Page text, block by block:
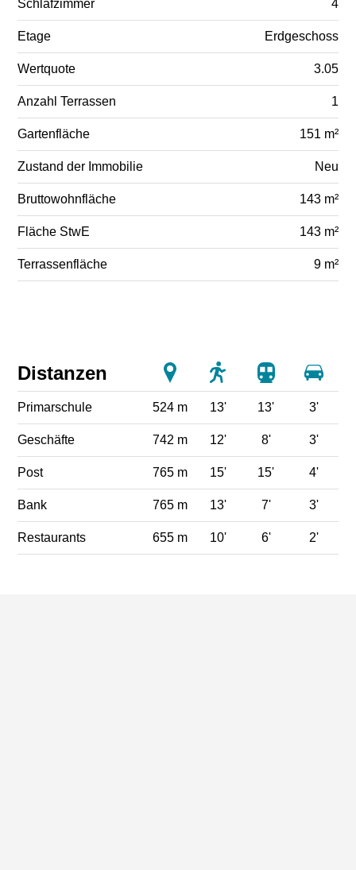
Distanzen
Primarschule 524 m 13' 13' 3'
Geschäfte 742 m 12' 8' 3'
Post 765 m 15' 15' 4'
Bank 765 m 13' 7' 3'
Restaurants 655 m 10' 6' 2'
Schlafzimmer 4
Etage Erdgeschoss
Wertquote 3.05
Anzahl Terrassen 1
Gartenfläche 151 m²
Zustand der Immobilie Neu
Bruttowohnfläche 143 m²
Fläche StwE 143 m²
Terrassenfläche 9 m²